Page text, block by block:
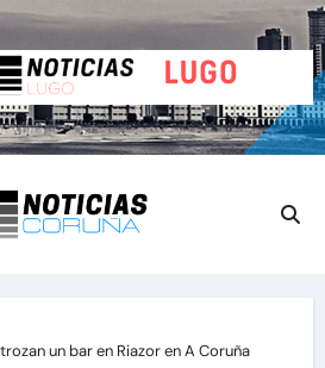
un bar en Riazor en A Coruña